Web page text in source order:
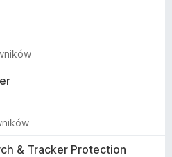
r
i
r& Tracker Protection